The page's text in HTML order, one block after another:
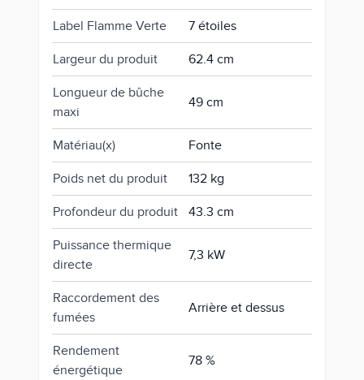
Label Flamme Verte 7 étoiles
Largeur du produit 62.4 cm
Longueur de bûche
maxi
49 cm
Matériau(x) Fonte
Poids net du produit 132 kg
Profondeur du produit 43.3 cm
Puissance thermique
directe
7,3 kW
Raccordement des
fumées
Arrière et dessus
Rendement
énergétique
78 %